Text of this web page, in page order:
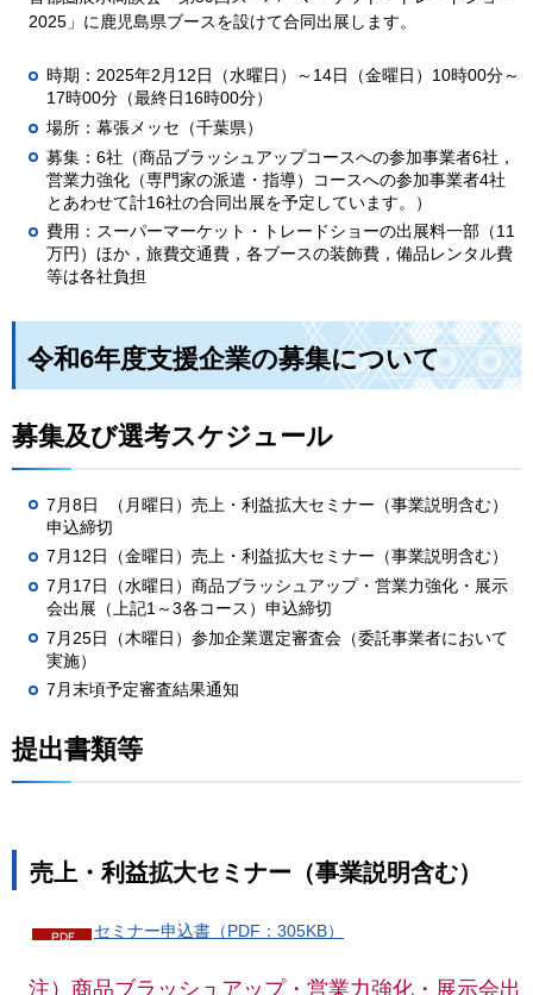
2025」に鹿児島県ブースを設けて合同出展します。
時期：2025年2月12日（水曜日）～14日（金曜日）10時00分～
17時00分（最終日16時00分）
場所：幕張メッセ（千葉県）
募集：6社（商品ブラッシュアップコースへの参加事業者6社，
営業力強化（専門家の派遣・指導）コースへの参加事業者4社
とあわせて計16社の合同出展を予定しています。）
費用：スーパーマーケット・トレードショーの出展料一部（11
万円）ほか，旅費交通費，各ブースの装飾費，備品レンタル費
等は各社負担
令和6年度支援企業の募集について
募集及び選考スケジュール
7月8日 （月曜日）売上・利益拡大セミナー（事業説明含む）
申込締切
7月12日（金曜日）売上・利益拡大セミナー（事業説明含む）
7月17日（水曜日）商品ブラッシュアップ・営業力強化・展示
会出展（上記1～3各コース）申込締切
7月25日（木曜日）参加企業選定審査会（委託事業者において
実施）
7月末頃予定審査結果通知
提出書類等
売上・利益拡大セミナー（事業説明含む）
セミナー申込書（PDF：305KB）
注）商品ブラッシュアップ・営業力強化・展示会出